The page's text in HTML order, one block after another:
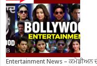
Entertainment News – ਕਮੇਡੀਅਨ